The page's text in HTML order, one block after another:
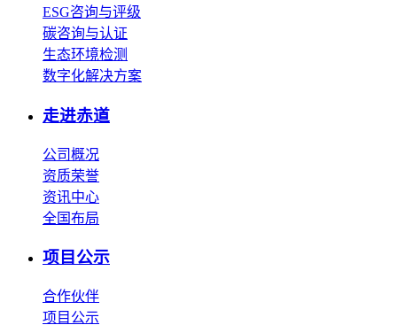
ESG咨询与评级
碳咨询与认证
生态环境检测
数字化解决方案
走进赤道
公司概况
资质荣誉
资讯中心
全国布局
项目公示
合作伙伴
项目公示